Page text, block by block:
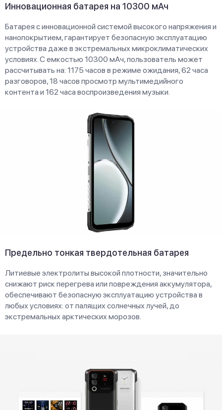
Инновационная батарея на 10300 мАч
Батарея с инновационной системой высокого напряжения и
нанопокрытием, гарантирует безопасную эксплуатацию
устройства даже в экстремальных микроклиматических
условиях. С емкостью 10300 мАч, пользователь может
рассчитывать на: 1175 часов в режиме ожидания, 62 часа
разговоров, 18 часов просмотр мультимедийного
контента и 162 часа воспроизведения музыки.
Предельно тонкая твердотельная батарея
Литиевые электролиты высокой плотности, значительно
снижают риск перегрева или повреждения аккумулятора,
обеспечивают безопасную эксплуатацию устройства в
любых условиях: от палящих солнечных лучей, до
экстремальных арктических морозов.